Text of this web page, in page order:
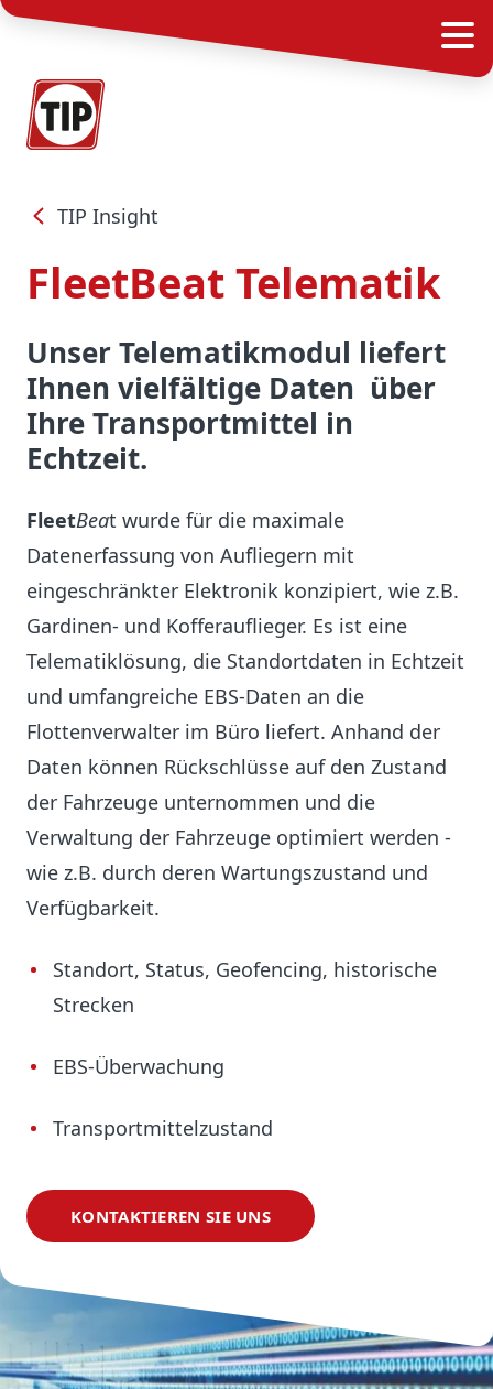
TIP Insight
FleetBeat Telematik
Unser Telematikmodul liefert
Ihnen vielfältige Daten über
Ihre Transportmittel in
Echtzeit.
FleetBeat wurde für die maximale
Datenerfassung von Aufliegern mit
eingeschränkter Elektronik konzipiert, wie z.B.
Gardinen- und Kofferauflieger. Es ist eine
Telematiklösung, die Standortdaten in Echtzeit
und umfangreiche EBS-Daten an die
Flottenverwalter im Büro liefert. Anhand der
Daten können Rückschlüsse auf den Zustand
der Fahrzeuge unternommen und die
Verwaltung der Fahrzeuge optimiert werden -
wie z.B. durch deren Wartungszustand und
Verfügbarkeit.
Standort, Status, Geofencing, historische
Strecken
EBS-Überwachung
Transportmittelzustand
KONTAKTIEREN SIE UNS